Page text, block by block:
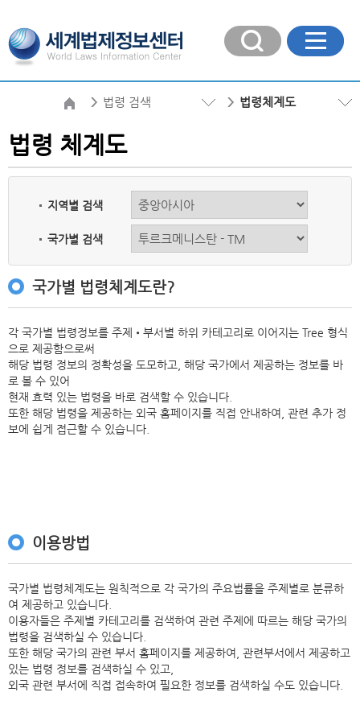
법령 검색 법령체계도
법령 체계도
지역별 검색
국가별 검색
국가별 법령체계도란?
각 국가별 법령정보를 주제•부서별 하위 카테고리로 이어지는 Tree 형식
으로 제공함으로써
해당 법령 정보의 정확성을 도모하고, 해당 국가에서 제공하는 정보를 바
로 볼 수 있어
현재 효력 있는 법령을 바로 검색할 수 있습니다.
또한 해당 법령을 제공하는 외국 홈페이지를 직접 안내하여, 관련 추가 정
보에 쉽게 접근할 수 있습니다.
이용방법
국가별 법령체계도는 원칙적으로 각 국가의 주요법률을 주제별로 분류하
여 제공하고 있습니다.
이용자들은 주제별 카테고리를 검색하여 관련 주제에 따르는 해당 국가의
법령을 검색하실 수 있습니다.
또한 해당 국가의 관련 부서 홈페이지를 제공하여, 관련부서에서 제공하고
있는 법령 정보를 검색하실 수 있고,
외국 관련 부서에 직접 접속하여 필요한 정보를 검색하실 수도 있습니다.